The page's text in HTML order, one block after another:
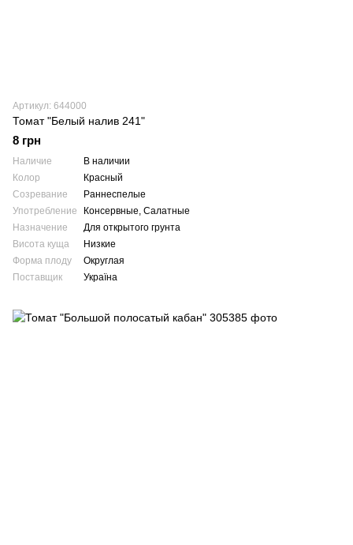
Артикул: 644000
Томат "Белый налив 241"
8 грн
Наличие
В наличии
Колор
Красный
Созревание
Раннеспелые
Употребление
Консервные, Салатные
Назначение
Для открытого грунта
Висота куща
Низкие
Форма плоду
Округлая
Поставщик
Україна